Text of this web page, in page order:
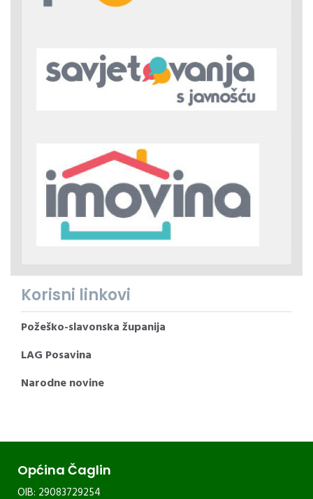
Korisni linkovi
Požeško-slavonska županija
LAG Posavina
Narodne novine
Općina Čaglin
OIB: 29083729254